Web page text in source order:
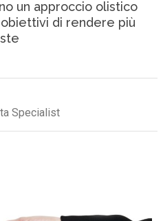
un approccio olistico
di rendere più
Specialist